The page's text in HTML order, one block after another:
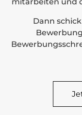
Dann